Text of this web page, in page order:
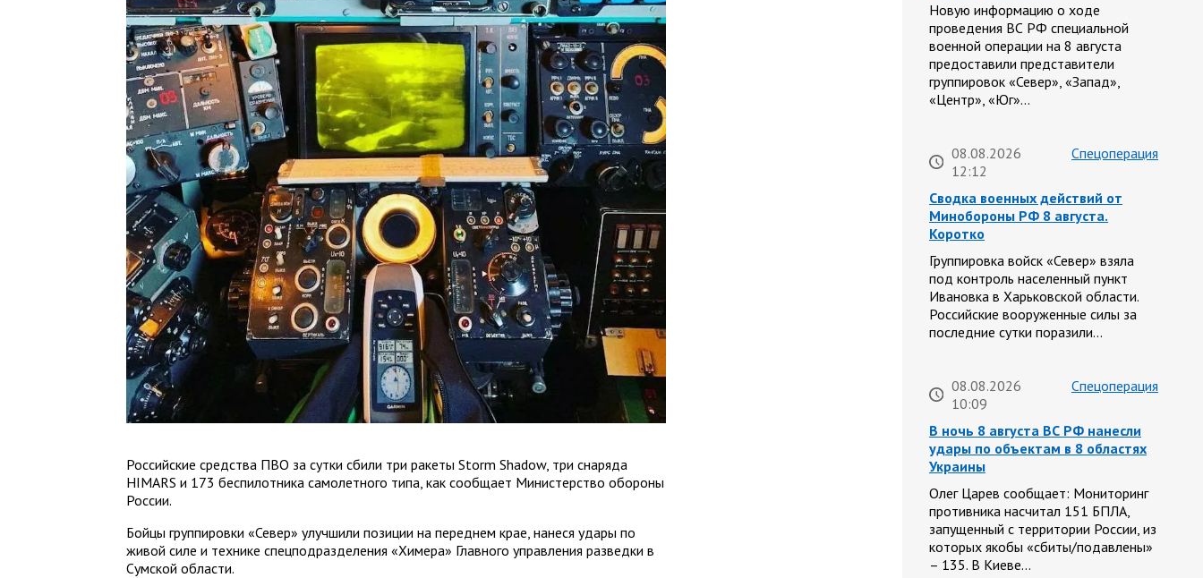
Российские средства ПВО за сутки сбили три ракеты Storm Shadow, три снаряда
HIMARS и 173 беспилотника самолетного типа, как сообщает Министерство обороны
России.
Бойцы группировки «Север» улучшили позиции на переднем крае, нанеся удары по
живой силе и технике спецподразделения «Химера» Главного управления разведки в
Сумской области.
Новую информацию о ходе
проведения ВС РФ специальной
военной операции на 8 августа
предоставили представители
группировок «Север», «Запад»,
«Центр», «Юг»…
08.08.2026
12:12
Спецоперация
Сводка военных действий от
Минобороны РФ 8 августа.
Коротко
Группировка войск «Север» взяла
под контроль населенный пункт
Ивановка в Харьковской области.
Российские вооруженные силы за
последние сутки поразили…
08.08.2026
10:09
Спецоперация
В ночь 8 августа ВС РФ нанесли
удары по объектам в 8 областях
Украины
Олег Царев сообщает: Мониторинг
противника насчитал 151 БПЛА,
запущенный с территории России, из
которых якобы «сбиты/подавлены»
– 135. В Киеве…